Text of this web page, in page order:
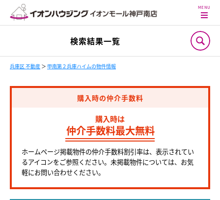
検索結果一覧
兵庫区 不動産 ＞ 甲南第２兵庫ハイムの物件情報
購入時の仲介手数料
購入時は
仲介手数料最大無料
ホームページ掲載物件の仲介手数料割引率は、表示されてい
るアイコンをご参照ください。未掲載物件については、お気
軽にお問い合わせください。